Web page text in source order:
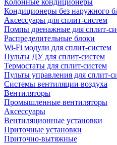
Колонные кондиционеры
Кондиционеры без наружного
Аксессуары для сплит-систем
Помпы дренажные для сплит-
Распределительные блоки
Wi-Fi модули для сплит-систем
Пульты ДУ для сплит-систем
Термостаты для сплит-систем
Пульты управления для сплит-
Системы вентиляции воздуха
Вентиляторы
Промышленные вентиляторы
Аксессуары
Вентиляционные установки
Приточные установки
Приточно-вытяжные